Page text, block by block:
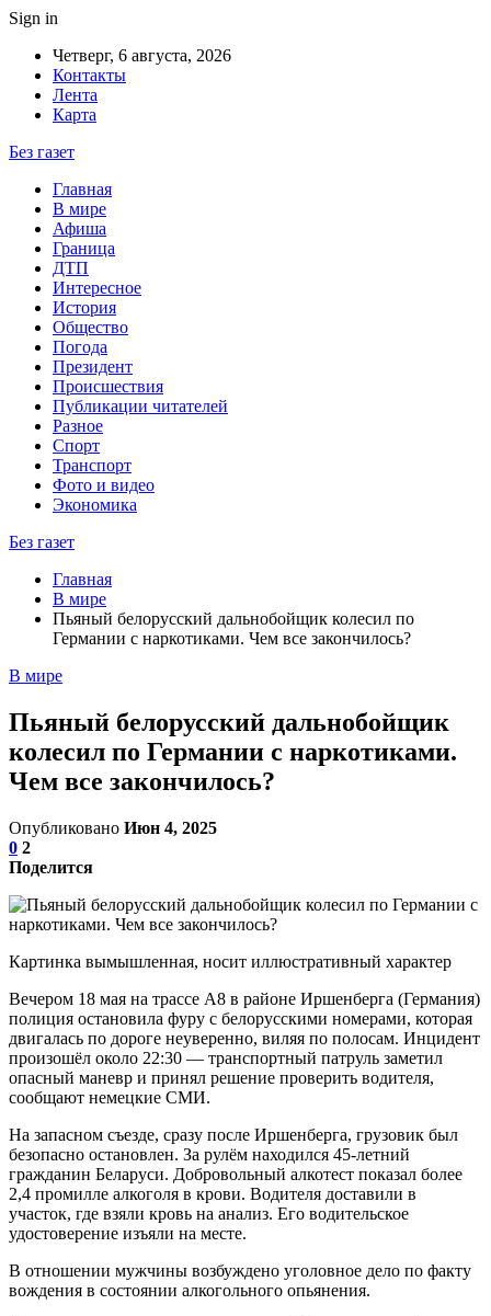
Sign in
Четверг, 6 августа, 2026
Контакты
Лента
Карта
Без газет
Главная
В мире
Афиша
Граница
ДТП
Интересное
История
Общество
Погода
Президент
Происшествия
Публикации читателей
Разное
Спорт
Транспорт
Фото и видео
Экономика
Без газет
Главная
В мире
Пьяный белорусский дальнобойщик колесил по
Германии с наркотиками. Чем все закончилось?
В мире
Пьяный белорусский дальнобойщик
колесил по Германии с наркотиками.
Чем все закончилось?
Опубликовано Июн 4, 2025
0 2
Поделится
Картинка вымышленная, носит иллюстративный характер
Вечером 18 мая на трассе A8 в районе Иршенберга (Германия)
полиция остановила фуру с белорусскими номерами, которая
двигалась по дороге неуверенно, виляя по полосам. Инцидент
произошёл около 22:30 — транспортный патруль заметил
опасный маневр и принял решение проверить водителя,
сообщают немецкие СМИ.
На запасном съезде, сразу после Иршенберга, грузовик был
безопасно остановлен. За рулём находился 45-летний
гражданин Беларуси. Добровольный алкотест показал более
2,4 промилле алкоголя в крови. Водителя доставили в
участок, где взяли кровь на анализ. Его водительское
удостоверение изъяли на месте.
В отношении мужчины возбуждено уголовное дело по факту
вождения в состоянии алкогольного опьянения.